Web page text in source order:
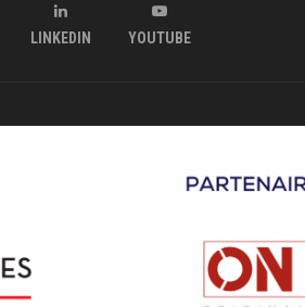
LINKEDIN YOUTUBE